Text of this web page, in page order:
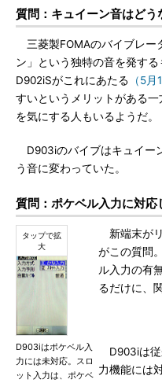
質問：キュイーン音はどう
三菱製FOMAのバイブレー
ン」という独特の音を発す
D902iSがこれにあたる （5
すいというメリットがある
を気にする人もいるようだ。
D903iのバイブはキュイー
う音に変わっていた。
質問：ポケベル入力に対応
D903iはポケベル入
力には未対応。スロ
ット入力は、ポケベ
新端末が
がこの質問
ル入力の有
るだけに、
D903iは従
力機能には